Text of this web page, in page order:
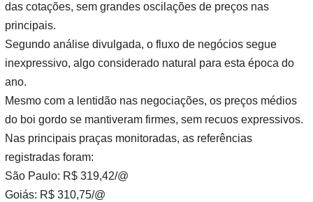
das cotações, sem grandes oscilações de preços nas
principais.
Segundo análise divulgada, o fluxo de negócios segue
inexpressivo, algo considerado natural para esta época do
ano.
Mesmo com a lentidão nas negociações, os preços médios
do boi gordo se mantiveram firmes, sem recuos expressivos.
Nas principais praças monitoradas, as referências
registradas foram:
São Paulo: R$ 319,42/@
Goiás: R$ 310,75/@